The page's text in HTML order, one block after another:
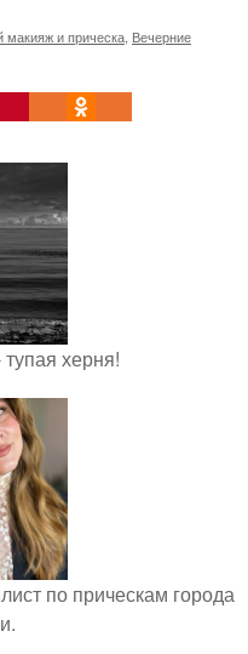
макияж и прическа Вечерние
херня!
по прическам города